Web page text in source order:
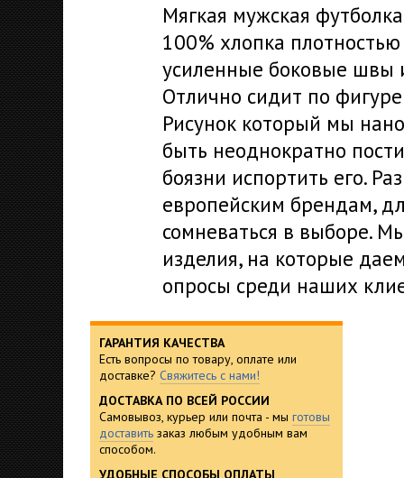
Мягкая мужская
100% хлопка
усиленные боковые швы
Отлично сидит по
Рисунок который мы
быть неоднократно
боязни испортить его.
европейским брендам,
сомневаться в выборе.
изделия, на которые
опросы среди наших
ГАРАНТИЯ КАЧЕСТВА
Есть вопросы по товару, оплате или
доставке? Свяжитесь с нами!
ДОСТАВКА ПО ВСЕЙ РОССИИ
Самовывоз, курьер или почта - мы готовы
доставить заказ любым удобным вам
способом.
УДОБНЫЕ СПОСОБЫ ОПЛАТЫ